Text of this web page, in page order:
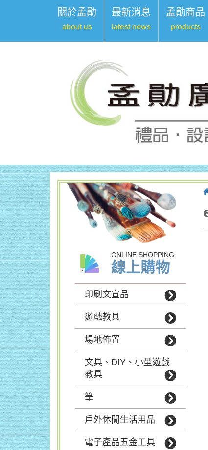
關於孟勛
about us
最新消息
latest news
孟勛商品
products
ONLINE SHOPPING
線上購物
印刷文宣品
遊戲教具
場地佈置
文具、DIY、小型遊戲
教具
筆
戶外休閒生活用品
電子產品五金工具